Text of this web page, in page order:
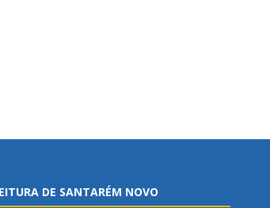
DE SANTARÉM NOVO